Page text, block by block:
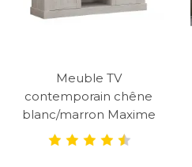
Meuble TV
contemporain chêne
blanc/marron Maxime